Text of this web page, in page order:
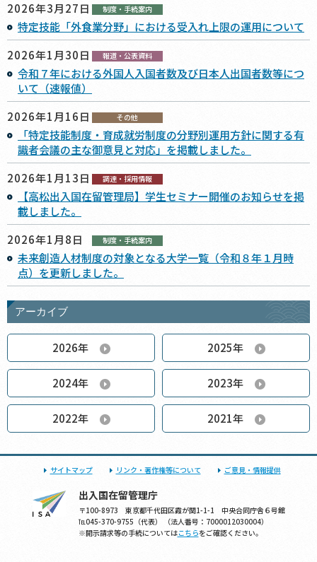
2026年3月27日
制度・手続案内
特定技能「外食業分野」における受入れ上限の運用について
2026年1月30日
報道・公表資料
令和７年における外国人入国者数及び日本人出国者数等につ
いて（速報値）
2026年1月16日
その他
「特定技能制度・育成就労制度の分野別運⽤⽅針に関する有
識者会議の主な御意見と対応」を掲載しました。
2026年1月13日
調達・採用情報
【高松出入国在留管理局】学生セミナー開催のお知らせを掲
載しました。
2026年1月8日
制度・手続案内
未来創造人材制度の対象となる大学一覧（令和８年１月時
点）を更新しました。
アーカイブ
2026年 2025年
2024年 2023年
2022年 2021年
サイトマップ リンク・著作権等について ご意見・情報提供
出入国在留管理庁
〒100-8973 東京都千代田区霞が関1-1-1 中央合同庁舎６号館
℡045-370-9755（代表） （法人番号：7000012030004）
※開示請求等の手続についてはこちらをご確認ください。